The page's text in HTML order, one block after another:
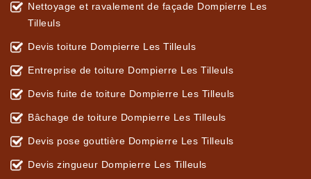
Nettoyage et ravalement de façade Dompierre Les
Tilleuls
Devis toiture Dompierre Les Tilleuls
Entreprise de toiture Dompierre Les Tilleuls
Devis fuite de toiture Dompierre Les Tilleuls
Bâchage de toiture Dompierre Les Tilleuls
Devis pose gouttière Dompierre Les Tilleuls
Devis zingueur Dompierre Les Tilleuls